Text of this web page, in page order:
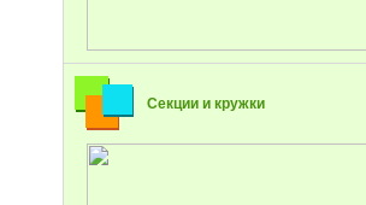
Секции и кружки